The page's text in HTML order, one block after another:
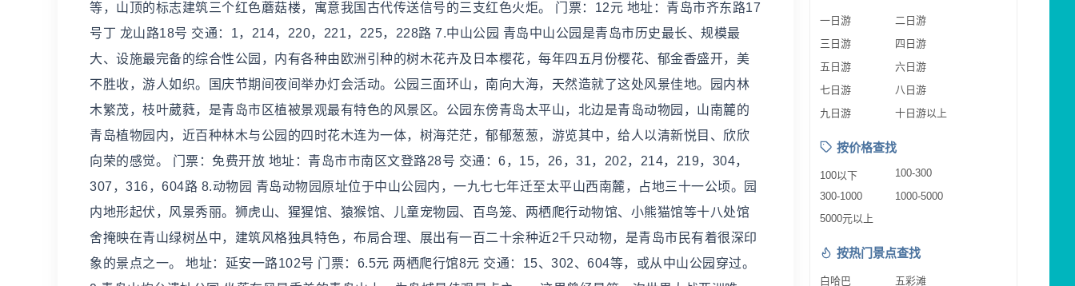
等，山顶的标志建筑三个红色蘑菇楼，寓意我国古代传送信号的三支红色火炬。 门票：12元 地址：青岛市齐东路17
号丁 龙山路18号 交通：1，214，220，221，225，228路 7.中山公园 青岛中山公园是青岛市历史最长、规模最
大、设施最完备的综合性公园，内有各种由欧洲引种的树木花卉及日本樱花，每年四五月份樱花、郁金香盛开，美
不胜收，游人如织。国庆节期间夜间举办灯会活动。公园三面环山，南向大海，天然造就了这处风景佳地。园内林
木繁茂，枝叶葳蕤，是青岛市区植被景观最有特色的风景区。公园东傍青岛太平山，北边是青岛动物园，山南麓的
青岛植物园内，近百种林木与公园的四时花木连为一体，树海茫茫，郁郁葱葱，游览其中，给人以清新悦目、欣欣
向荣的感觉。 门票：免费开放 地址：青岛市市南区文登路28号 交通：6，15，26，31，202，214，219，304，
307，316，604路 8.动物园 青岛动物园原址位于中山公园内，一九七七年迁至太平山西南麓，占地三十一公顷。园
内地形起伏，风景秀丽。狮虎山、猩猩馆、猿猴馆、儿童宠物园、百鸟笼、两栖爬行动物馆、小熊猫馆等十八处馆
舍掩映在青山绿树丛中，建筑风格独具特色，布局合理、展出有一百二十余种近2千只动物，是青岛市民有着很深印
象的景点之一。 地址：延安一路102号 门票：6.5元 两栖爬行馆8元 交通：15、302、604等，或从中山公园穿过。
一日游
二日游
三日游
四日游
五日游
六日游
七日游
八日游
九日游
十日游以上
按价格查找
100以下
100-300
300-1000
1000-5000
5000元以上
按热门景点查找
白哈巴
五彩滩